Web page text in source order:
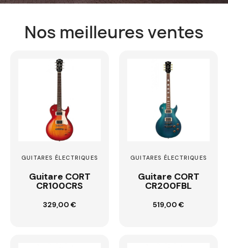
Nos meilleures ventes
GUITARES ÉLECTRIQUES
Guitare CORT
CR100CRS
329,00 €
Ajouter au
panier
GUITARES ÉLECTRIQUES
Guitare CORT
CR200FBL
519,00 €
Ajouter au
panier